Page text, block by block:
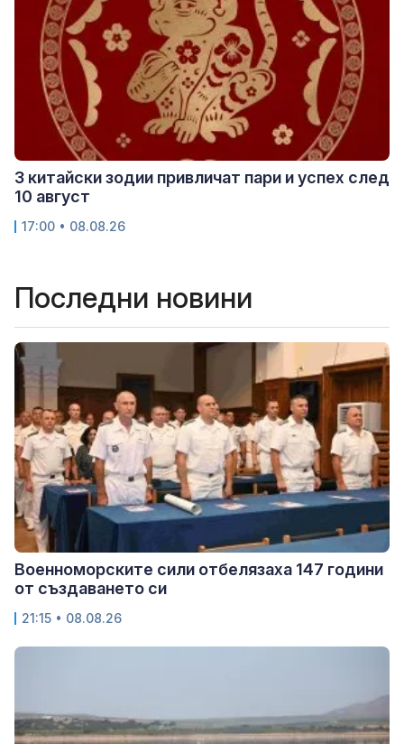
3 китайски зодии привличат пари и успех след
10 август
17:00 • 08.08.26
Последни новини
Военноморските сили отбелязаха 147 години
от създаването си
21:15 • 08.08.26